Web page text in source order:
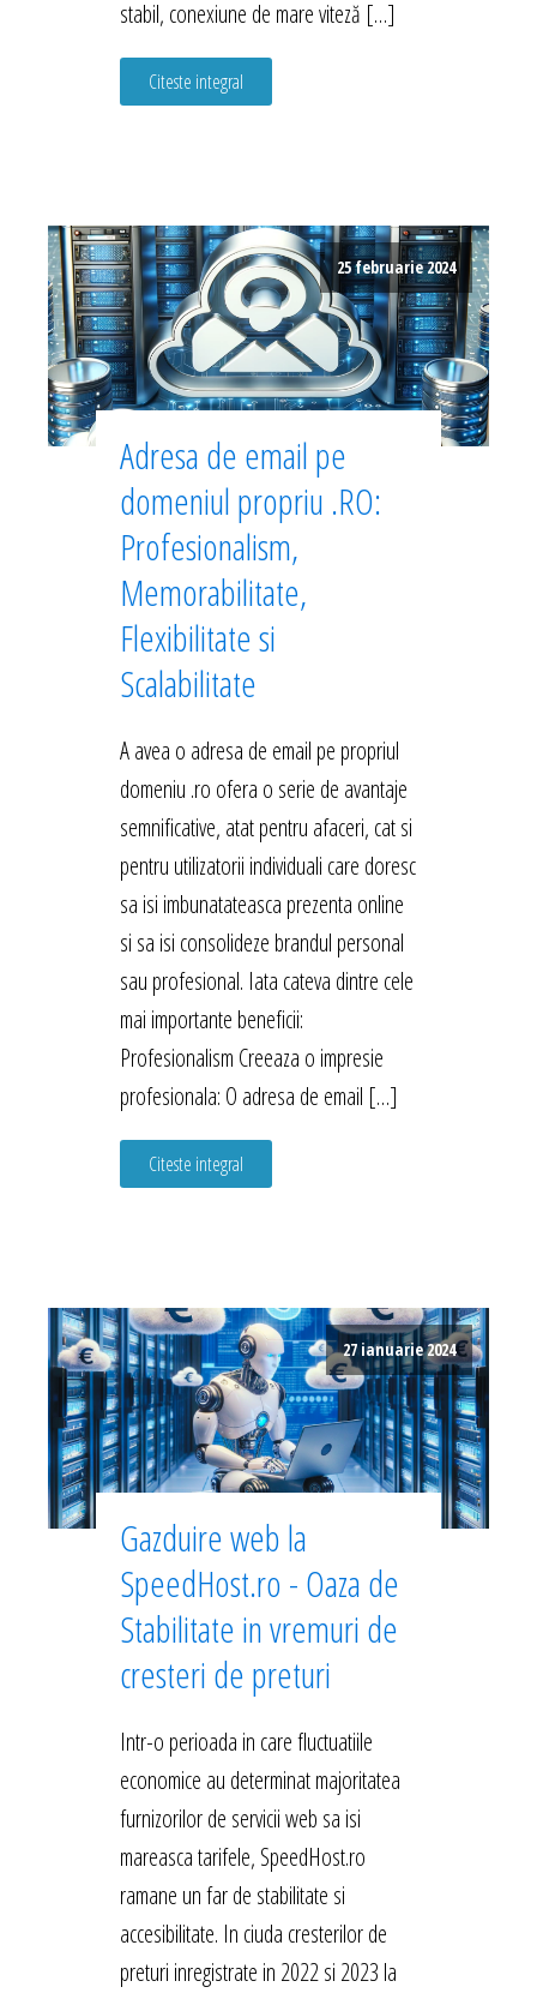
stabil, conexiune de mare viteză […]
Citeste integral
25 februarie 2024
Adresa de email pe
domeniul propriu .RO:
Profesionalism,
Memorabilitate,
Flexibilitate si
Scalabilitate
A avea o adresa de email pe propriul
domeniu .ro ofera o serie de avantaje
semnificative, atat pentru afaceri, cat si
pentru utilizatorii individuali care doresc
sa isi imbunatateasca prezenta online
si sa isi consolideze brandul personal
sau profesional. Iata cateva dintre cele
mai importante beneficii:
Profesionalism Creeaza o impresie
profesionala: O adresa de email […]
Citeste integral
27 ianuarie 2024
Gazduire web la
SpeedHost.ro - Oaza de
Stabilitate in vremuri de
cresteri de preturi
Intr-o perioada in care fluctuatiile
economice au determinat majoritatea
furnizorilor de servicii web sa isi
mareasca tarifele, SpeedHost.ro
ramane un far de stabilitate si
accesibilitate. In ciuda cresterilor de
preturi inregistrate in 2022 si 2023 la